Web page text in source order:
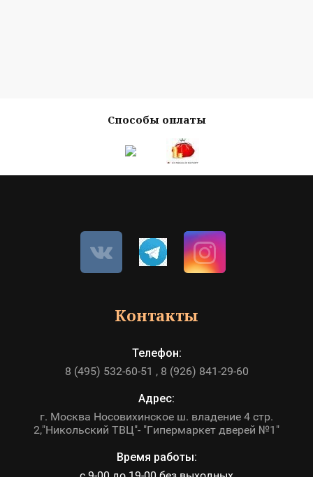
Способы оплаты
Контакты
Телефон:
8 (495) 532-60-51
8 (926) 841-29-60
Адрес:
г. Москва Носовихинское ш. владение 4 стр.
2,"Никольский ТВЦ"- "Гипермаркет дверей №1"
Время работы: